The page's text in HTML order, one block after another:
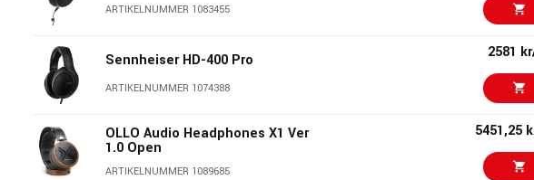
Innovative low-frequency cylinder system for full, accurate, and clearly defined low
Sennheiser Open-frame Architecture reduces total harmonic distortion (THD)
accuracy
Includes Dear Reality dearVR MIX-SE plugin, turning your DAW into an ultimate
ARTIKELNUMMER 1083455
Sennheiser HD-400 Pro
ARTIKELNUMMER 1074388
2581
OLLO Audio Headphones X1 Ver
1.0 Open
ARTIKELNUMMER 1089685
5451,25